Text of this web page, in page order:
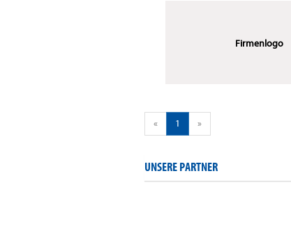
Firmenlogo
« 1 »
UNSERE PARTNER